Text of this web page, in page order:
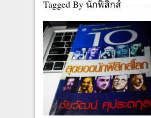
Tagged By นักฟิสิกส์